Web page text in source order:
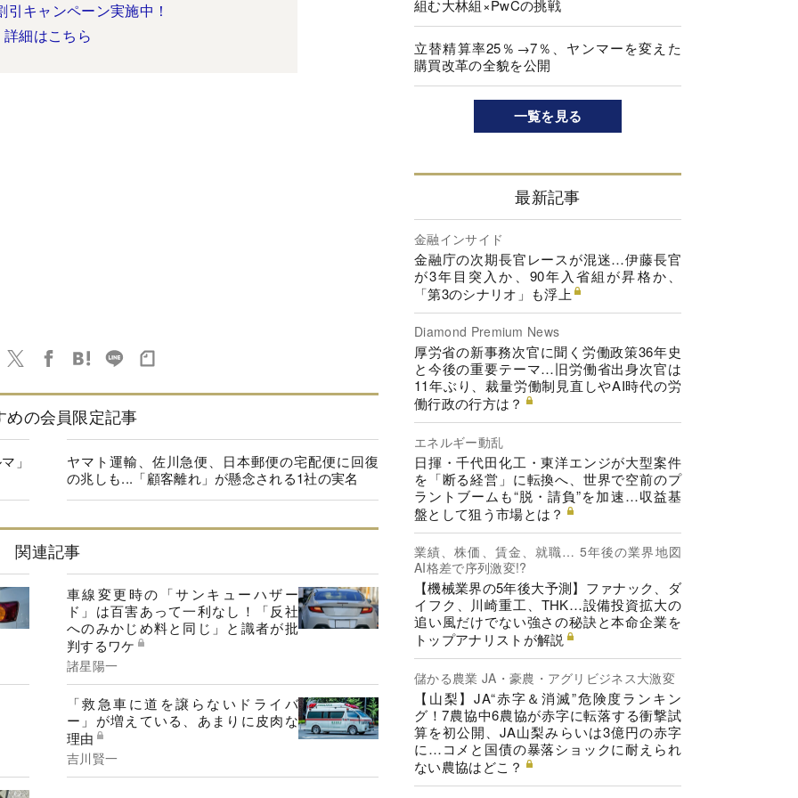
引キャンペーン実施中！
詳細はこちら
めの会員限定記事
」
ヤマト運輸、佐川急便、日本郵便の宅配便に回復
の兆しも...「顧客離れ」が懸念される1社の実名
関連記事
車線変更時の「サンキューハザー
ド」は百害あって一利なし！「反社
へのみかじめ料と同じ」と識者が批
判するワケ
諸星陽一
「救急車に道を譲らないドライバ
ー」が増えている、あまりに皮肉な
理由
吉川賢一
組む大林組×PwCの挑戦
立替精算率25％→7％、ヤンマーを変えた
購買改革の全貌を公開
一覧を見る
最新記事
金融インサイド
金融庁の次期長官レースが混迷…伊藤長官
が3年目突入か、90年入省組が昇格か、
「第3のシナリオ」も浮上
Diamond Premium News
厚労省の新事務次官に聞く労働政策36年史
と今後の重要テーマ…旧労働省出身次官は
11年ぶり、裁量労働制見直しやAI時代の労
働行政の行方は？
エネルギー動乱
日揮・千代田化工・東洋エンジが大型案件
を「断る経営」に転換へ、世界で空前のプ
ラントブームも“脱・請負”を加速…収益基
盤として狙う市場とは？
業績、株価、賃金、就職… 5年後の業界地図
AI格差で序列激変!?
【機械業界の5年後大予測】ファナック、ダ
イフク、川崎重工、THK…設備投資拡大の
追い風だけでない強さの秘訣と本命企業を
トップアナリストが解説
儲かる農業 JA・豪農・アグリビジネス大激変
【山梨】JA“赤字＆消滅”危険度ランキン
グ！7農協中6農協が赤字に転落する衝撃試
算を初公開、JA山梨みらいは3億円の赤字
に…コメと国債の暴落ショックに耐えられ
ない農協はどこ？